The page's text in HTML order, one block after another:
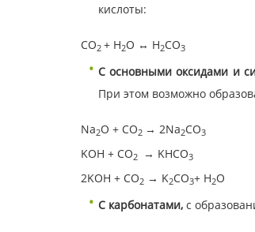
кислоты:
CO2 + H2O ↔ H2CO3
С основными оксидами и
При этом возможно
Na2O + CO2 → 2Na2CO3
KOH + CO2 → KHCO3
2KOH + CO2 → K2CO3+ H2O
С карбонатами, с